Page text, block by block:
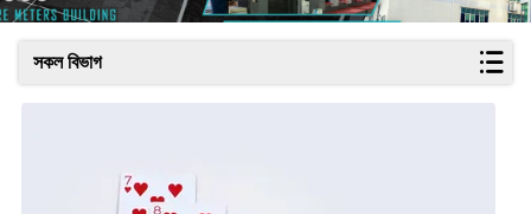
সকল বিভাগ